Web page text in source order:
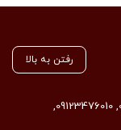
رفتن به بالا
,
09123476010
,